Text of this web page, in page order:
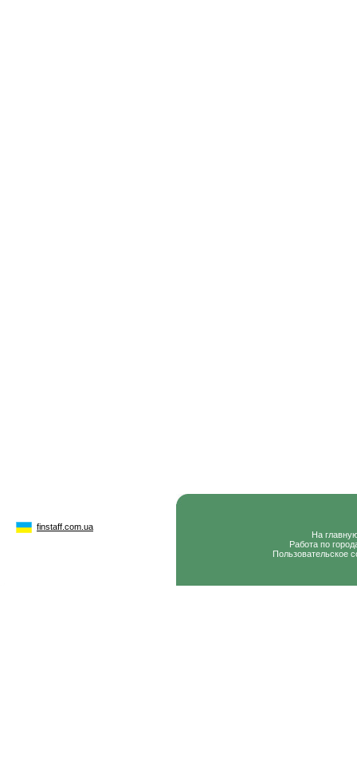
finstaff.com.ua
На
Работа по
Пользовательское